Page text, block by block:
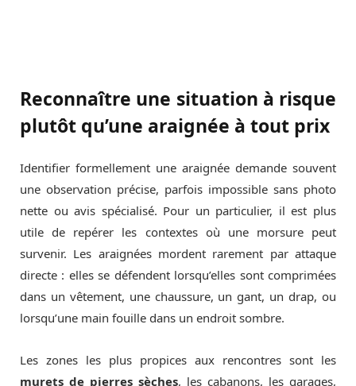
Reconnaître une situation à risque
plutôt qu’une araignée à tout prix
Identifier formellement une araignée demande souvent
une observation précise, parfois impossible sans photo
nette ou avis spécialisé. Pour un particulier, il est plus
utile de repérer les contextes où une morsure peut
survenir. Les araignées mordent rarement par attaque
directe : elles se défendent lorsqu’elles sont comprimées
dans un vêtement, une chaussure, un gant, un drap, ou
lorsqu’une main fouille dans un endroit sombre.
Les zones les plus propices aux rencontres sont les
murets de pierres sèches, les cabanons, les garages,